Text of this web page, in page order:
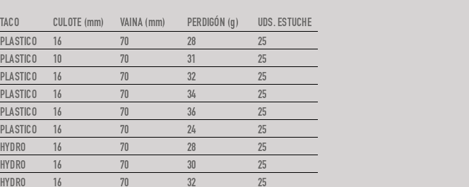
TACO CULOTE (mm) VAINA (mm) PERDIGÓN (g)
UDS. ESTUCHE
PLASTICO 16 70 28
25
PLASTICO 10 70 31
25
PLASTICO 16 70 32
25
PLASTICO 16 70 34
25
PLASTICO 16 70 36
25
PLASTICO 16 70 24
25
HYDRO 16 70 28
25
HYDRO 16 70 30
25
HYDRO 16 70 32 25